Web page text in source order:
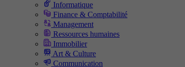
Informatique
Finance & Comptabilité
Management
Ressources humaines
Immobilier
Art & Culture
Communication